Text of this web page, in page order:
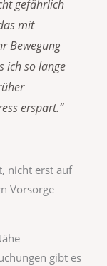
gefährlich
mit
Bewegung
ich so lange
erspart.“
nicht erst auf
Vorsorge
gibt es